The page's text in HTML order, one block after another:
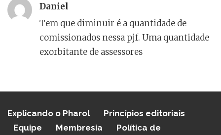
Daniel
Tem que diminuir é a quantidade de
comissionados nessa pjf. Uma quantidade
exorbitante de assessores
Explicando o Pharol
Princípios editoriais
Equipe
Membresia Política de